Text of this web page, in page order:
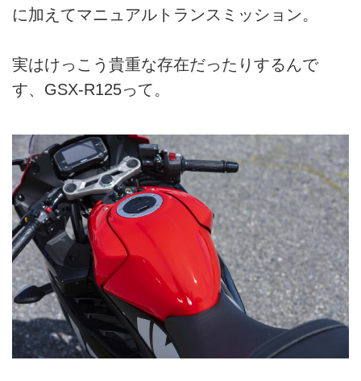
に加えてマニュアルトランスミッション。
実はけっこう貴重な存在だったりするんで
す、GSX-R125って。